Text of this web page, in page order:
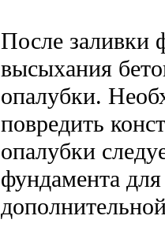
После заливки
высыхания
опалубки.
повредить
опалубки
фундамента